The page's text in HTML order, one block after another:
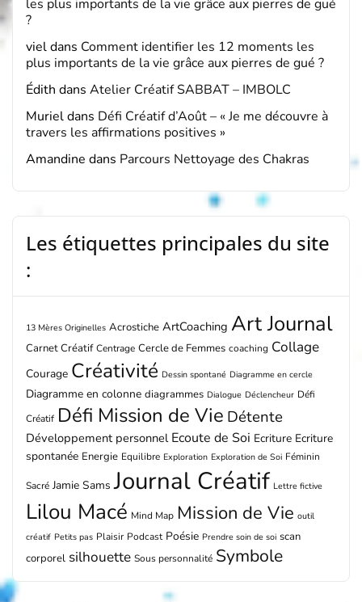
les plus importants de la vie grâce aux pierres de gué
?
vieldans Comment identifier les 12 moments les
plus importants de la vie grâce aux pierres de gué ?
Édith dans Atelier Créatif SABBAT – IMBOLC
Murieldans Défi Créatif d’Août – « Je me découvre à
travers les affirmations positives »
Amandine dans Parcours Nettoyage des Chakras
Les étiquettes principales du site
:
13 Mères Originelles Acrostiche ArtCoaching Art Journal
Carnet Créatif Centrage Cercle de Femmes coaching Collage
Courage Créativité Dessin spontané Diagramme en cercle
Diagramme en colonne diagrammes Dialogue Déclencheur Défi
Créatif Défi Mission de Vie Détente
Développement personnel Ecoute de Soi Ecriture Ecriture
spontanée Energie Equilibre Exploration Exploration de Soi Féminin
Sacré Jamie Sams Journal Créatif Lettre fictive
Lilou Macé Mind Map Mission de Vie outil
créatif Petits pas Plaisir Podcast Poésie Prendre soin de soi scan
corporel silhouette Sous personnalité Symbole